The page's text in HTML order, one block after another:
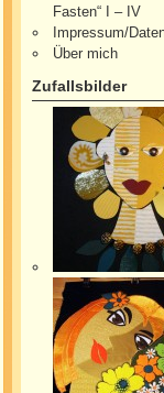
Fasten“ I – IV
Impressum/
Über mich
Zufallsbilder